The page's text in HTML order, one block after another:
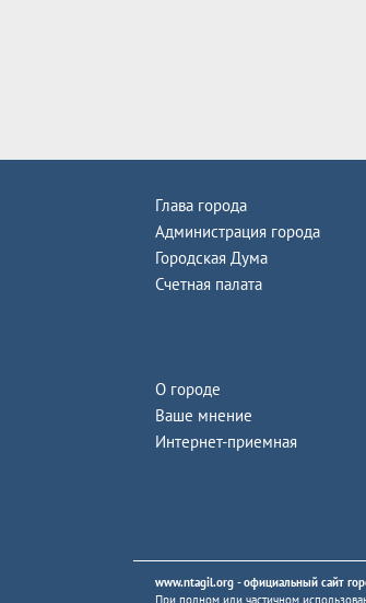
Глава города
Администрация города
Городская Дума
Счетная палата
О городе
Ваше мнение
Интернет-приемная
www.ntagil.org - официальный сайт
При полном или частичном